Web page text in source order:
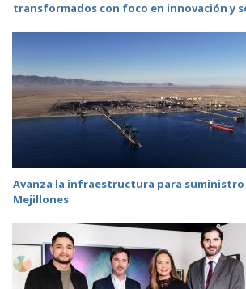
transformados con foco en innovación y
Avanza la infraestructura para suministro
Mejillones